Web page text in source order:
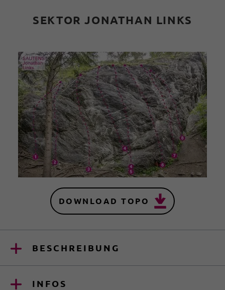
SEKTOR JONATHAN LINKS
DOWNLOAD TOPO
BESCHREIBUNG
INFOS